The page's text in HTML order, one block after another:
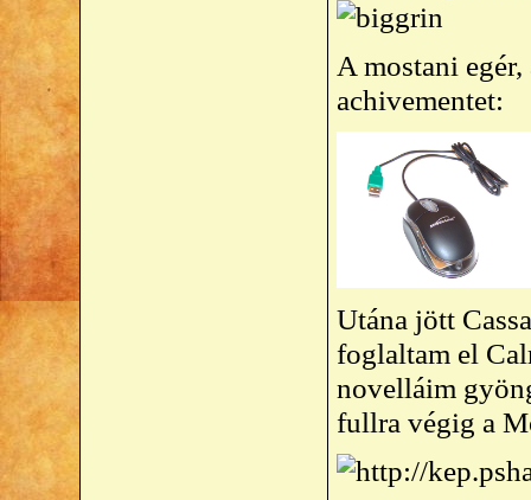
A mostani
achivementet:
Utána jött
foglaltam el
novelláim
fullra végig a